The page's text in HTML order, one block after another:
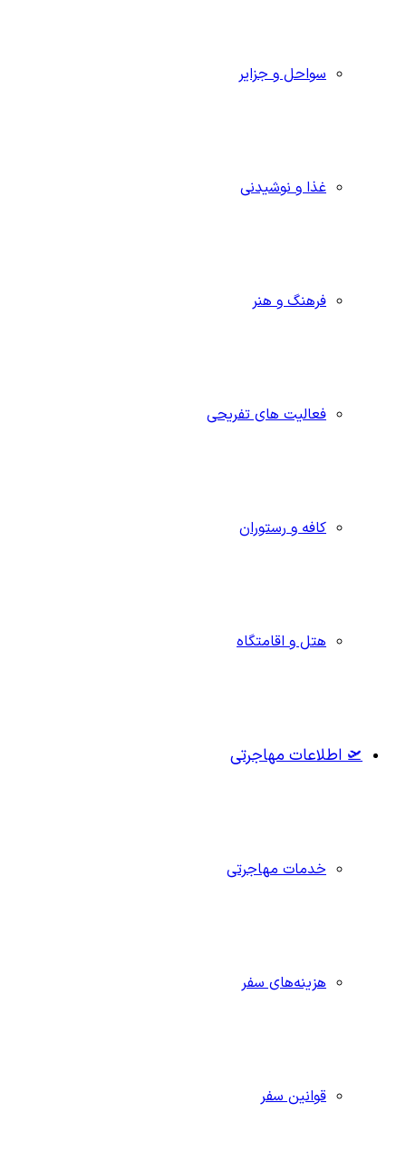
سواحل و جزایر
غذا و نوشیدنی
فرهنگ و هنر
فعالیت های تفریحی
کافه و رستوران
هتل و اقامتگاه
🛫 اطلاعات مهاجرتی
خدمات مهاجرتی
هزینه‌های سفر
قوانین سفر